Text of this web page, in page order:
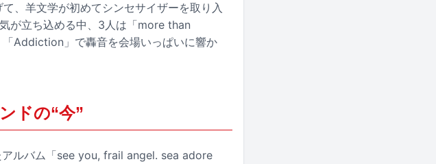
、羊文学が初めてシンセサイザーを取り入
が立ち込める中、3人は「more than
Addiction」で轟音を会場いっぱいに響か
ドの“今”
アルバム「see you, frail angel. sea adore